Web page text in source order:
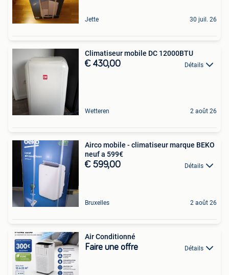
Jette 30 juil. 26
Climatiseur mobile DC 12000BTU
€ 430,00 Détails
Wetteren 2 août 26
Airco mobile - climatiseur marque BEKO
neuf a 599€
€ 599,00 Détails
Bruxelles 2 août 26
Air Conditionné
Faire une offre Détails